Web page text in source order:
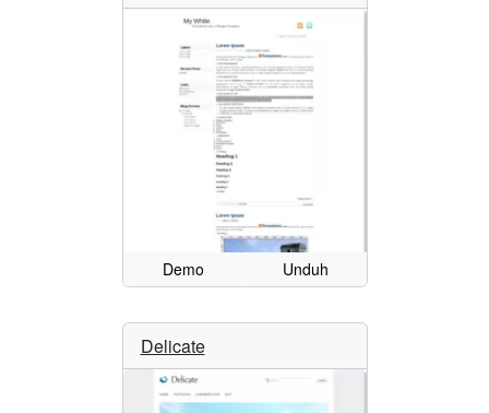
Demo Unduh
Delicate